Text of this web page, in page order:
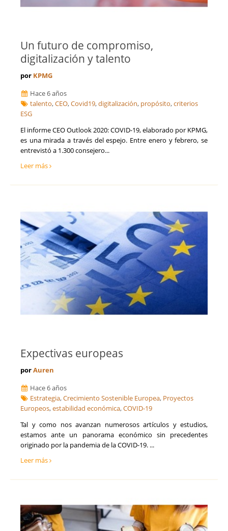
Un futuro de compromiso,
digitalización y talento
por KPMG
Hace 6 años
talento,CEO,Covid19,digitalización, propósito,criterios
ESG
El informe CEO Outlook 2020: COVID-19, elaborado por KPMG,
es una mirada a través del espejo. Entre enero y febrero, se
entrevistó a 1.300 consejero...
Leer más
Expectivas europeas
porAuren
Hace 6 años
Estrategia,Crecimiento Sostenible Europea, Proyectos
Europeos,estabilidad económica,COVID-19
Tal y como nos avanzan numerosos artículos y estudios,
estamos ante un panorama económico sin precedentes
originado por la pandemia de la COVID-19. ...
Leer más